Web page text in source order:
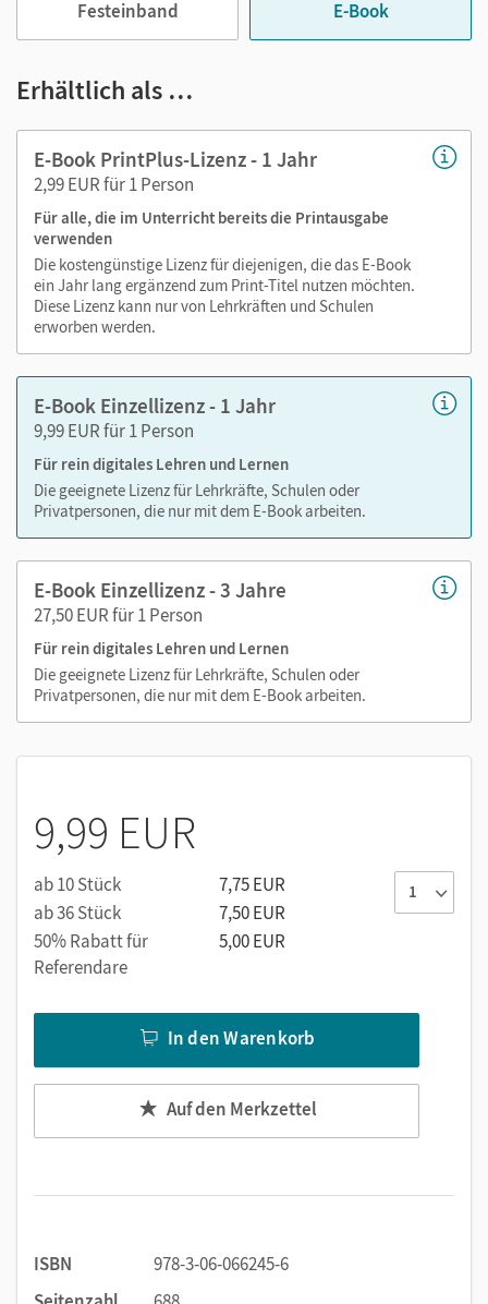
Notizen erstellen
Text ergänzen
im Text suchen
zoomen
Die Medien sind wichtige Bestandteile dieses E-Books. Sie
sind seitengenau platziert, damit Sie und Ihre Schüler/-innen
jederzeit unkompliziert darauf zugreifen können. So
gestalten Sie das Lehren und Lernen zeitsparend und
abwechslungsreich. Kein Medienwechsel! Kein
zeitaufwendiges Suchen!
Medien in diesem E-Book:
PDF-Dateien
Externe Weblinks zu Erklärfilmen, Dokumenten,
Bildern und Texten
Festeinband E-Book
Erhältlich als …
E-Book PrintPlus-Lizenz - 1 Jahr
2,99 EUR für 1 Person
Für alle, die im Unterricht bereits die Printausgabe
verwenden
Die kostengünstige Lizenz für diejenigen, die das E-Book
ein Jahr lang ergänzend zum Print-Titel nutzen möchten.
Diese Lizenz kann nur von Lehrkräften und Schulen
erworben werden.
E-Book Einzellizenz - 1 Jahr
9,99 EUR für 1 Person
Für rein digitales Lehren und Lernen
Die geeignete Lizenz für Lehrkräfte, Schulen oder
Privatpersonen, die nur mit dem E-Book arbeiten.
E-Book Einzellizenz - 3 Jahre
27,50 EUR für 1 Person
Für rein digitales Lehren und Lernen
Die geeignete Lizenz für Lehrkräfte, Schulen oder
Privatpersonen, die nur mit dem E-Book arbeiten.
9,99 EUR
ab 10 Stück
7,75 EUR
ab 36 Stück
7,50 EUR
50% Rabatt für
Referendare
5,00 EUR
In den Warenkorb
Auf den Merkzettel
ISBN
978-3-06-066245-6